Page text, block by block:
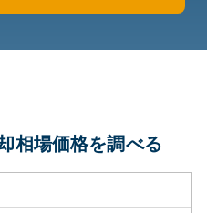
相場価格を調べる